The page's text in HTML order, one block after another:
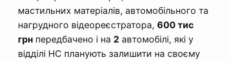
мастильних матеріалів, автомобільного та
нагрудного відеореєстратора, 600 тис
грн передбачено і на 2 автомобілі, які у
відділі НС планують залишити на своєму